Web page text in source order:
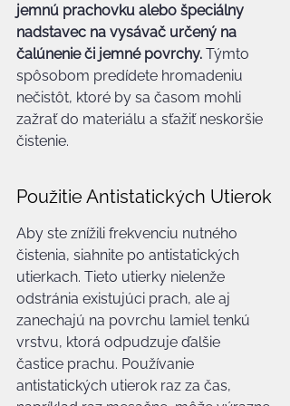
jemnú prachovku alebo špeciálny
nadstavec na vysávač určený na
čalúnenie či jemné povrchy. Týmto
spôsobom predídete hromadeniu
nečistôt, ktoré by sa časom mohli
zažrať do materiálu a sťažiť neskoršie
čistenie.
Použitie Antistatických Utierok
Aby ste znížili frekvenciu nutného
čistenia, siahnite po antistatických
utierkach. Tieto utierky nielenže
odstránia existujúci prach, ale aj
zanechajú na povrchu lamiel tenkú
vrstvu, ktorá odpudzuje ďalšie
častice prachu. Používanie
antistatických utierok raz za čas,